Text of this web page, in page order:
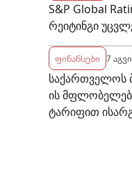
S&P Global
რეიტინგი
ფინანსები 7
საქართველოს
ის
ტარიფით